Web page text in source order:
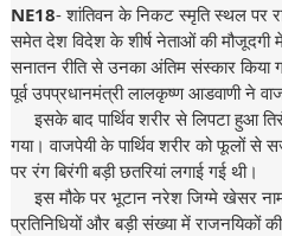
NE18- शांतिवन के निकट स्मृति स्थल पर
समेत देश विदेश के शीर्ष नेताओं की मौजूदगी
सनातन रीति से उनका अंतिम संस्कार किया
पूर्व उपप्रधानमंत्री लालकृष्ण आडवाणी ने
इसके बाद पार्थिव शरीर से लिपटा हुआ
गया। वाजपेयी के पार्थिव शरीर को फूलों से
पर रंग बिरंगी बड़ी छतरियां लगाई गई थी।
इस मौके पर भूटान नरेश जिग्मे खेसर
प्रतिनिधियों और बड़ी संख्या में राजनयिकों